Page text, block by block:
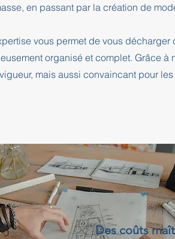
en passant par la création de
vous permet de vous
organisé et complet. Grâce
mais aussi convaincant pour
Des coûts